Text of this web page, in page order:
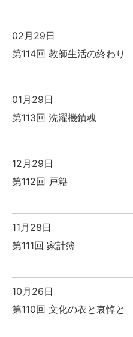
02月29日
第114回 教師生活の終わり
01月29日
第113回 洗濯機鎮魂
12月29日
第112回 戸籍
11月28日
第111回 家計簿
10月26日
第110回 文化の衣と哀悼と